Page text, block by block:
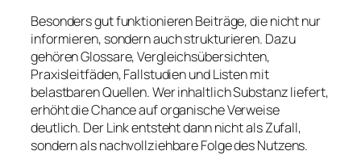
Besonders gut funktionieren Beiträge, die nicht nur
informieren, sondern auch strukturieren. Dazu
gehören Glossare, Vergleichsübersichten,
Praxisleitfäden, Fallstudien und Listen mit
belastbaren Quellen. Wer inhaltlich Substanz liefert,
erhöht die Chance auf organische Verweise
deutlich. Der Link entsteht dann nicht als Zufall,
sondern als nachvollziehbare Folge des Nutzens.